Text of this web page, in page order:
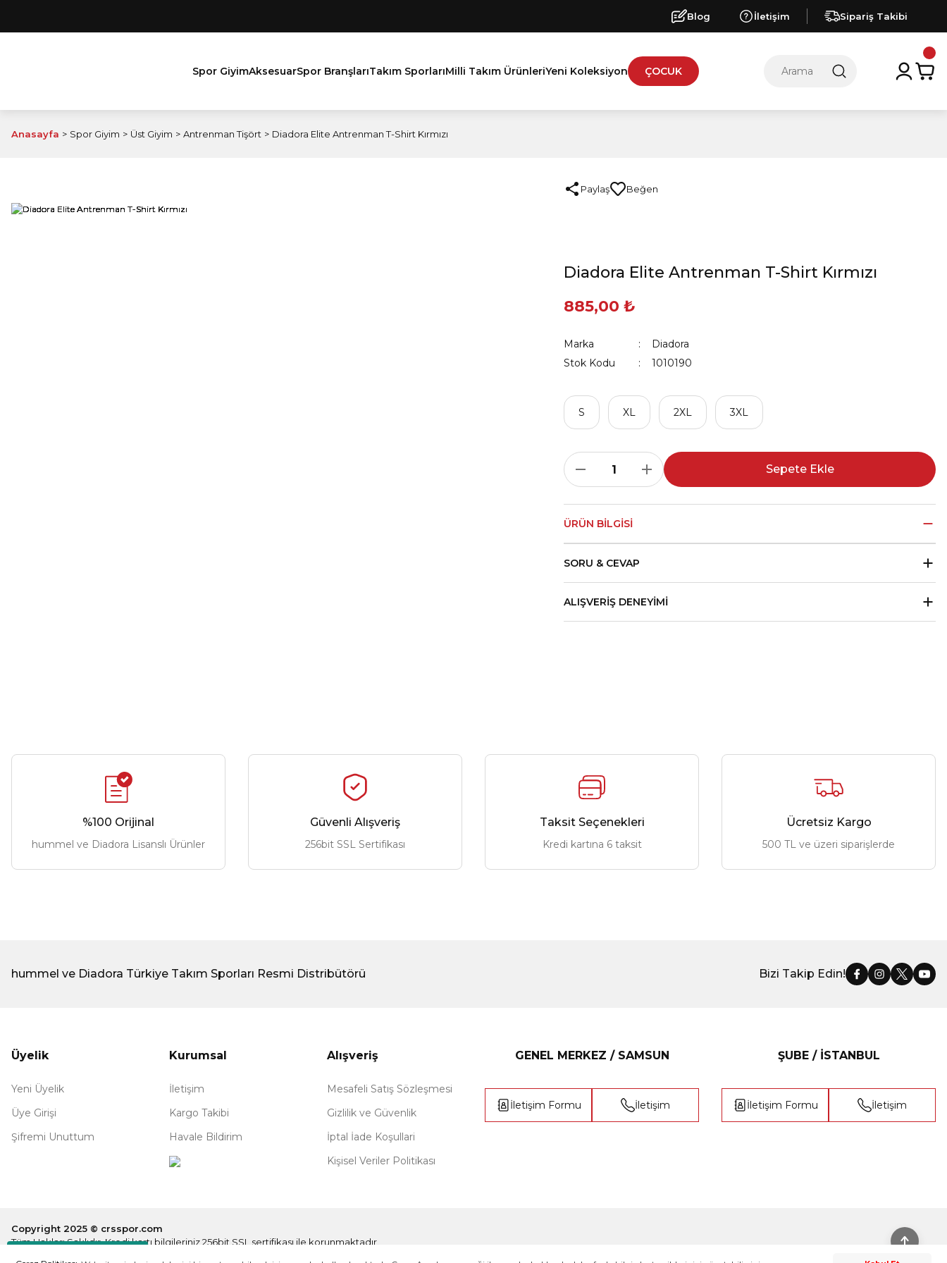
Destek Hattı
Blog İletişim Sipariş Takibi
Spor GiyimAksesuarSpor BranşlarıTakım SporlarıMilli Takım ÜrünleriYeni Koleksiyon ÇOCUK
Anasayfa Spor Giyim Üst Giyim Antrenman Tişört Diadora Elite Antrenman T-Shirt Kırmızı
Paylaş
Diadora Elite Antrenman T-Shirt Kırmızı
885,00 ₺
Marka
Diadora
Stok Kodu
1010190
S XL 2XL 3XL
Sepete Ekle
ÜRÜN BILGISI
SORU & CEVAP
ALIŞVERIŞ DENEYIMI
%100 Orijinal
hummel ve Diadora Lisanslı Ürünler
Güvenli Alışveriş
256bit SSL Sertifikası
Taksit Seçenekleri
Kredi kartına 6 taksit
Ücretsiz Kargo
500 TL ve üzeri siparişlerde
hummel ve Diadora Türkiye Takım Sporları Resmi Distribütörü Bizi Takip Edin!
Üyelik
Yeni Üyelik
Üye Girişi
Şifremi Unuttum
Kurumsal
İletişim
Kargo Takibi
Havale Bildirim
Alışveriş
Mesafeli Satış Sözleşmesi
Gizlilik ve Güvenlik
İptal İade Koşullari
Kişisel Veriler Politikası
GENEL MERKEZ / SAMSUN
İletişim Formu İletişim
ŞUBE / İSTANBUL
İletişim Formu İletişim
Copyright 2025 © crsspor.com
Tüm Hakları Saklıdır. Kredi kartı bilgileriniz 256bit SSL sertifikası ile korunmaktadır.